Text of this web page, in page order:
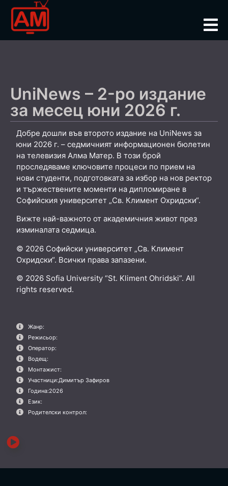
UniNews – 2-ро издание
за месец юни 2026 г.
Добре дошли във второто издание на UniNews за
юни 2026 г. – седмичният информационен бюлетин
на телевизия Алма Матер. В този брой
проследяваме ключовите процеси по прием на
нови студенти, подготовката за избор на нов ректор
и тържествените моменти на дипломиране в
Софийския университет „Св. Климент Охридски“.
Вижте най-важното от академичния живот през
изминалата седмица.
© 2026 Софийски университет „Св. Климент
Охридски“. Всички права запазени.
© 2026 Sofia University “St. Kliment Ohridski”. All
rights reserved.
Жанр:
Режисьор:
Оператор:
Водещ:
Монтажист:
Участници:Димитър Зафиров
Година:2026
Език:
Родителски контрол: